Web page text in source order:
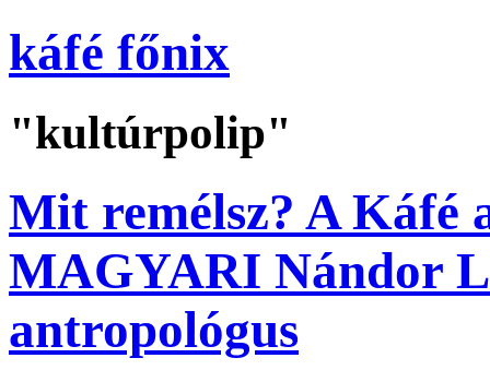
káfé főnix
"kultúrpolip"
Mit remélsz? A Káfé
MAGYARI Nándor
antropológus